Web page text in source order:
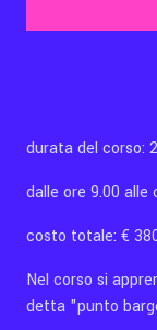
durata del corso:
dalle ore 9.00 alle
costo totale: €
Nel corso si
detta "punto